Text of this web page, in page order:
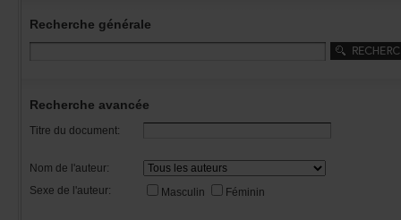
Recherchegénérale
Rechercheavancée
Titredudocument:
Nomdel'auteur:
Sexedel'auteur:
Masculin Féminin